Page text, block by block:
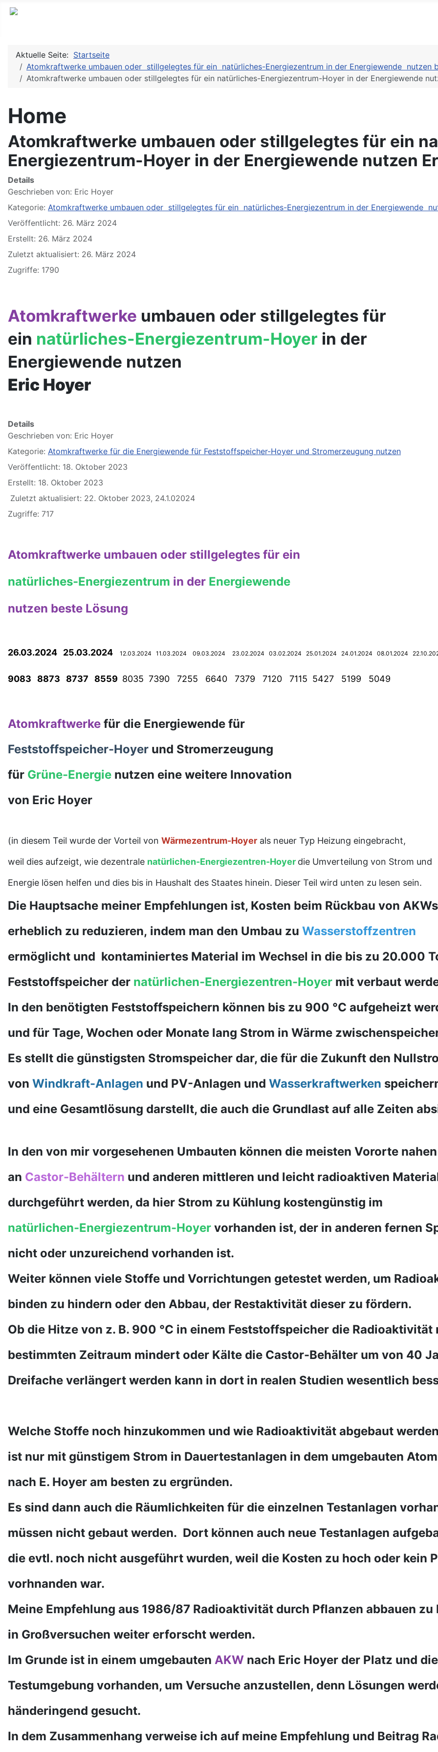
Aktuelle Seite: Startseite
Atomkraftwerke umbauen oder stillgelegtes für ein natürliches-Energiezentrum in der Energiewende nutzen
Atomkraftwerke umbauen oder stillgelegtes für ein natürliches-Energiezentrum-Hoyer in der Energiewende
Home
Atomkraftwerke umbauen oder stillgelegtes für ein
Energiezentrum-Hoyer in der Energiewende nutzen
Details
Geschrieben von: Eric Hoyer
Kategorie: Atomkraftwerke umbauen oder stillgelegtes für ein natürliches-Energiezentrum in der Energiewende
Veröffentlicht: 26. März 2024
Erstellt: 26. März 2024
Zuletzt aktualisiert: 26. März 2024
Zugriffe: 1790
Atomkraftwerke umbauen oder stillgelegtes für
ein natürliches-Energiezentrum-Hoyer in der
Energiewende nutzen
Eric Hoyer
Details
Geschrieben von: Eric Hoyer
Kategorie: Atomkraftwerke für die Energiewende für Feststoffspeicher-Hoyer und Stromerzeugung nutzen
Veröffentlicht: 18. Oktober 2023
Erstellt: 18. Oktober 2023
Zuletzt aktualisiert: 22. Oktober 2023, 24.1.02024
Zugriffe: 717
Atomkraftwerke umbauen oder stillgelegtes für ein
natürliches-Energiezentrum in der Energiewende
nutzen beste Lösung
26.03.2024 25.03.2024 12.03.2024 11.03.2024 09.03.2024 23.02.2024 03.02.2024 25.01.2024 24.01.2024 08.01.2024
9083 8873 8737 8559 8035 7390 7255 6640 7379 7120 7115 5427 5199 5049
Atomkraftwerke für die Energiewende für
Feststoffspeicher-Hoyer und Stromerzeugung
für Grüne-Energie nutzen eine weitere Innovation
von Eric Hoyer
(in diesem Teil wurde der Vorteil von Wärmezentrum-Hoyer als neuer Typ Heizung eingebracht,
weil dies aufzeigt, wie dezentrale natürlichen-Energiezentren-Hoyer die Umverteilung von Strom und
Energie lösen helfen und dies bis in Haushalt des Staates hinein. Dieser Teil wird unten zu lesen sein.
Die Hauptsache meiner Empfehlungen ist, Kosten beim Rückbau von AKWs
erheblich zu reduzieren, indem man den Umbau zu Wasserstoffzentren
ermöglicht und kontaminiertes Material im Wechsel in die bis zu 20.000
Feststoffspeicher der natürlichen-Energiezentren-Hoyer mit verbaut
In den benötigten Feststoffspeichern können bis zu 900 °C aufgeheizt
und für Tage, Wochen oder Monate lang Strom in Wärme
Es stellt die günstigsten Stromspeicher dar, die für die Zukunft den
von Windkraft-Anlagen und PV-Anlagen und Wasserkraftwerken
und eine Gesamtlösung darstellt, die auch die Grundlast auf alle Zeiten
In den von mir vorgesehenen Umbauten können die meisten Vororte
an Castor-Behältern und anderen mittleren und leicht radioaktiven
durchgeführt werden, da hier Strom zu Kühlung kostengünstig im
natürlichen-Energiezentrum-Hoyer vorhanden ist, der in anderen fernen
nicht oder unzureichend vorhanden ist.
Weiter können viele Stoffe und Vorrichtungen getestet werden, um
binden zu hindern oder den Abbau, der Restaktivität dieser zu fördern.
Ob die Hitze von z. B. 900 °C in einem Feststoffspeicher die Radioaktivität
bestimmten Zeitraum mindert oder Kälte die Castor-Behälter um von 40
Dreifache verlängert werden kann in dort in realen Studien wesentlich
Welche Stoffe noch hinzukommen und wie Radioaktivität abgebaut
ist nur mit günstigem Strom in Dauertestanlagen in dem umgebauten
nach E. Hoyer am besten zu ergründen.
Es sind dann auch die Räumlichkeiten für die einzelnen Testanlagen
müssen nicht gebaut werden. Dort können auch neue Testanlagen
die evtl. noch nicht ausgeführt wurden, weil die Kosten zu hoch oder kein
vorhnanden war.
Meine Empfehlung aus 1986/87 Radioaktivität durch Pflanzen abbauen zu
in Großversuchen weiter erforscht werden.
Im Grunde ist in einem umgebauten AKW nach Eric Hoyer der Platz und
Testumgebung vorhanden, um Versuche anzustellen, denn Lösungen
händeringend gesucht.
In dem Zusammenhang verweise ich auf meine Empfehlung und Beitrag